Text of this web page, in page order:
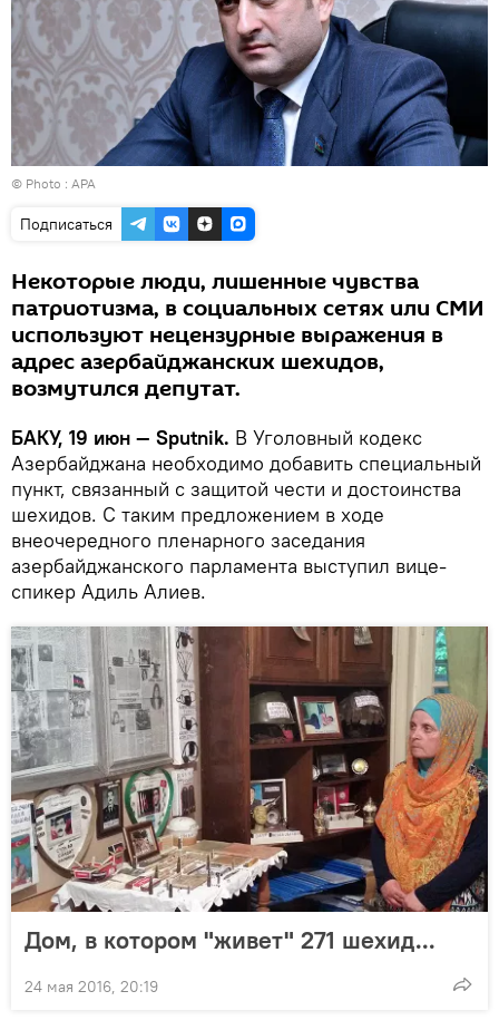
© Photo : APA
Подписаться
Некоторые люди, лишенные чувства
патриотизма, в социальных сетях или СМИ
используют нецензурные выражения в
адрес азербайджанских шехидов,
возмутился депутат.
БАКУ, 19 июн — Sputnik. В Уголовный кодекс
Азербайджана необходимо добавить специальный
пункт, связанный с защитой чести и достоинства
шехидов. С таким предложением в ходе
внеочередного пленарного заседания
азербайджанского парламента выступил вице-
спикер Адиль Алиев.
Дом, в котором "живет" 271 шехид...
24 мая 2016, 20:19